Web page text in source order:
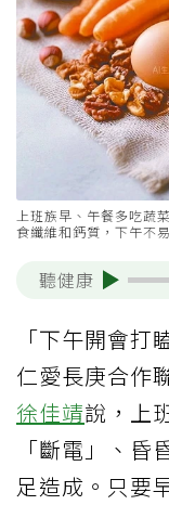
上班族早、午餐多吃蔬
食纖維和鈣質，下午不
聽健康
「下午開會
仁愛長庚合作
徐佳靖說，上
「斷電」、
足造成。只要